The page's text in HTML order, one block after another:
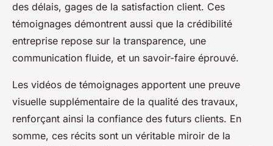
des délais, gages de la satisfaction client. Ces
témoignages démontrent aussi que la crédibilité
entreprise repose sur la transparence, une
communication fluide, et un savoir-faire éprouvé.
Les vidéos de témoignages apportent une preuve
visuelle supplémentaire de la qualité des travaux,
renforçant ainsi la confiance des futurs clients. En
somme, ces récits sont un véritable miroir de la